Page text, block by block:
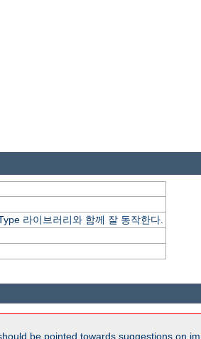
라이브러리와 함께 잘 동작한다.
be pointed towards suggestions on